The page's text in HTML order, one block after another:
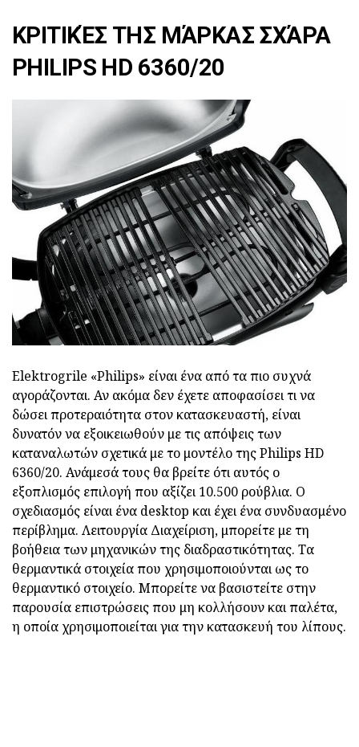
ΚΡΙΤΙΚΈΣ ΤΗΣ ΜΆΡΚΑΣ ΣΧΆΡΑ
PHILIPS HD 6360/20
Elektrogrile «Philips» είναι ένα από τα πιο συχνά
αγοράζονται. Αν ακόμα δεν έχετε αποφασίσει τι να
δώσει προτεραιότητα στον κατασκευαστή, είναι
δυνατόν να εξοικειωθούν με τις απόψεις των
καταναλωτών σχετικά με το μοντέλο της Philips HD
6360/20. Ανάμεσά τους θα βρείτε ότι αυτός ο
εξοπλισμός επιλογή που αξίζει 10.500 ρούβλια. Ο
σχεδιασμός είναι ένα desktop και έχει ένα συνδυασμένο
περίβλημα. Λειτουργία Διαχείριση, μπορείτε με τη
βοήθεια των μηχανικών της διαδραστικότητας. Τα
θερμαντικά στοιχεία που χρησιμοποιούνται ως το
θερμαντικό στοιχείο. Μπορείτε να βασιστείτε στην
παρουσία επιστρώσεις που μη κολλήσουν και παλέτα,
η οποία χρησιμοποιείται για την κατασκευή του λίπους.